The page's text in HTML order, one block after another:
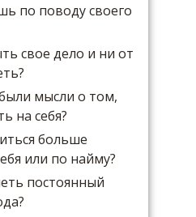
по поводу своего
свое дело и ни от
мысли о том,
на себя?
больше
или по найму?
постоянный